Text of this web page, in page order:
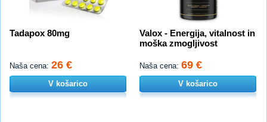
Tadapox 80mg
Naša cena: 26 €
V košarico
Valox - Energija, vitalnost in
moška zmogljivost
Naša cena: 69 €
V košarico